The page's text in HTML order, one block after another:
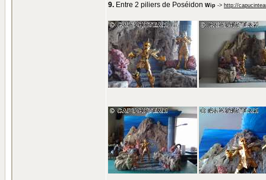
9. Entre 2 piliers de Poséidon Wip -> http://